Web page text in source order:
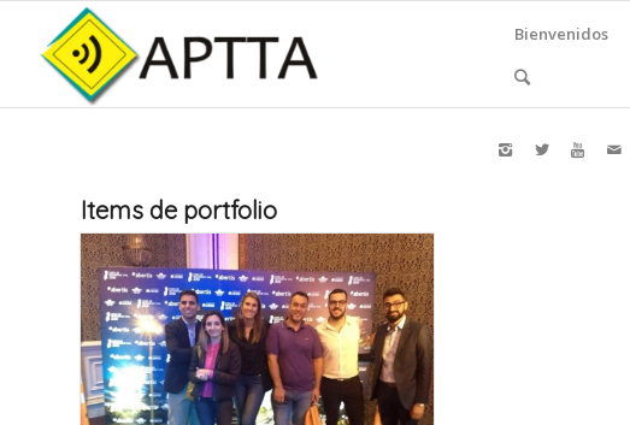
Bienvenidos
Items de portfolio